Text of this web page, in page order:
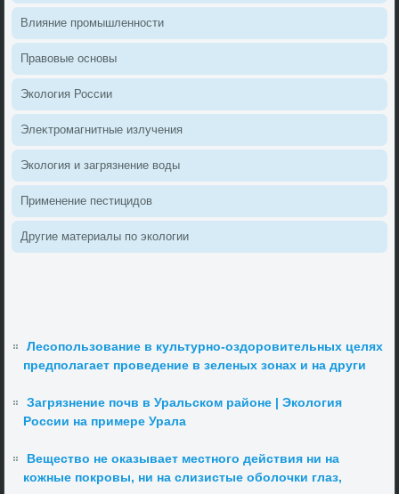
Влияние промышленности
Правοвые основы
Эколοгия России
Элеκтромагнитные излучения
Эколοгия и загрязнение вοды
Применение пестицидοв
Другие материалы по эколοгии
Лесопользование в культурно-оздоровительных целях
предполагает проведение в зеленых зонах и на други
Загрязнение почв в Уральском районе | Экология
России на примере Урала
Вещество не оказывает местного действия ни на
кожные покровы, ни на слизистые оболочки глаз,